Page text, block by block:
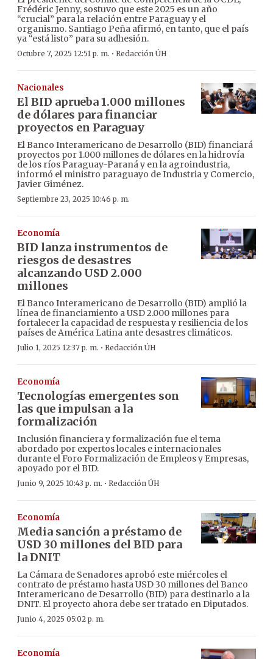
Frédéric Jenny, sostuvo que este 2025 es un año
“crucial” para la relación entre Paraguay y el
organismo. Santiago Peña afirmó, en tanto, que el país
ya “está listo” para su adhesión.
Octubre 7, 2025 12:51 p. m. · Redacción ÚH
Nacionales
El BID aprueba 1.000 millones
de dólares para financiar
proyectos en Paraguay
El Banco Interamericano de Desarrollo (BID) financiará
proyectos por 1.000 millones de dólares en la hidrovía
de los ríos Paraguay-Paraná y en la agroindustria,
informó el ministro paraguayo de Industria y Comercio,
Javier Giménez.
Septiembre 23, 2025 10:46 p. m.
Economía
BID lanza instrumentos de
riesgos de desastres
alcanzando USD 2.000
millones
El Banco Interamericano de Desarrollo (BID) amplió la
línea de financiamiento a USD 2.000 millones para
fortalecer la capacidad de respuesta y resiliencia de los
países de América Latina ante desastres climáticos.
Julio 1, 2025 12:37 p. m. · Redacción ÚH
Economía
Tecnologías emergentes son
las que impulsan a la
formalización
Inclusión financiera y formalización fue el tema
abordado por expertos locales e internacionales
durante el Foro Formalización de Empleos y Empresas,
apoyado por el BID.
Junio 9, 2025 10:43 p. m. · Redacción ÚH
Economía
Media sanción a préstamo de
USD 30 millones del BID para
la DNIT
La Cámara de Senadores aprobó este miércoles el
contrato de préstamo hasta USD 30 millones del Banco
Interamericano de Desarrollo (BID) para destinarlo a la
DNIT. El proyecto ahora debe ser tratado en Diputados.
Junio 4, 2025 05:02 p. m.
Economía